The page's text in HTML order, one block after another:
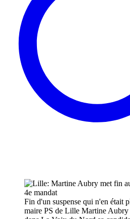
Fin d'un suspense qui n'en était
maire PS de Lille Martine Aubry